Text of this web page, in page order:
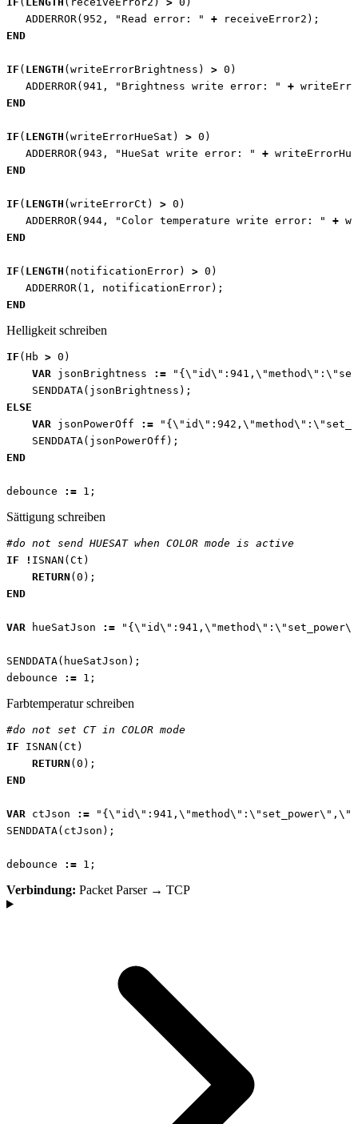
ADDERROR(952 , "Read error: " + receiveError2 );
END
IF ( LENGTH (writeErrorBrightness ) > 0 )
ADDERROR(941 , "Brightness write error: " +
END
IF ( LENGTH (writeErrorHueSat ) > 0 )
ADDERROR(943 , "HueSat write error: " +
END
IF ( LENGTH (writeErrorCt ) > 0 )
ADDERROR(944 , "Color temperature write error: " +
END
IF ( LENGTH ( notificationError) > 0 )
ADDERROR( 1 , notificationError);
END
Helligkeit schreiben
IF (Hb > 0 )
VAR
jsonBrightness :=
SENDDATA( jsonBrightness );
ELSE
VAR
jsonPowerOff :=
SENDDATA( jsonPowerOff );
END
debounce := 1 ;
Sättigung schreiben
#do not send HUESAT when COLOR mode is active
IF
! ISNAN (Ct )
RETURN (0 );
END
VAR hueSatJson :=
SENDDATA( hueSatJson );
debounce
:= 1 ;
Farbtemperatur schreiben
#do not set CT in COLOR mode
IF
ISNAN (Ct )
RETURN (0 );
END
VAR ctJson :=
SENDDATA( ctJson );
debounce := 1 ;
Verbindung: Packet Parser → TCP